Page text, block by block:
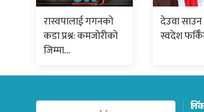
रास्वपालाई गगनको
कडा प्रश्न: कमजोरीको
जिम्मा…
देउवा
स्वदेश